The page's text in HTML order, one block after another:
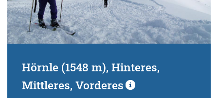
Hörnle (1548 m), Hinteres,
Mittleres, Vorderes